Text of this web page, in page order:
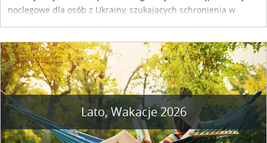
noclegowe dla osób z Ukrainy, szukających schronienia w
Lato, Wakacje 2026